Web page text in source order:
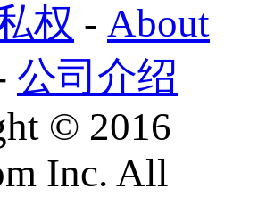
权 - About
公司介绍
© 2016
Inc. All